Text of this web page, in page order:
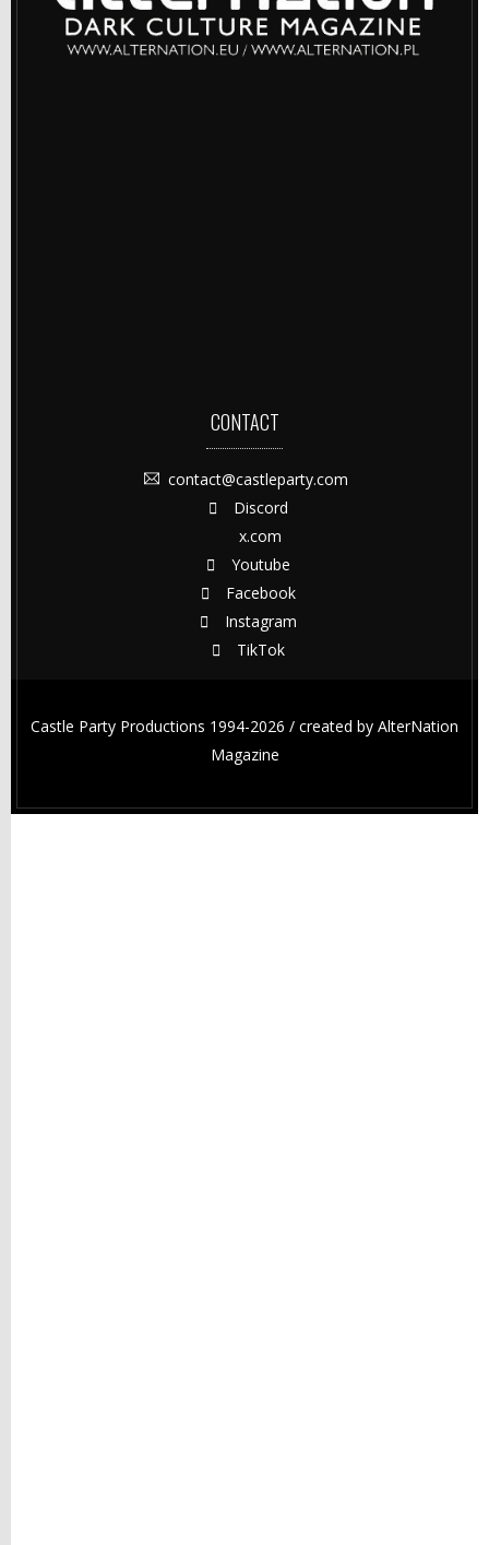
CONTACT
contact@castleparty.com
Discord
x.com
Youtube
Facebook
Instagram
TikTok
Castle Party Productions 1994-2026 / created by AlterNation
Magazine